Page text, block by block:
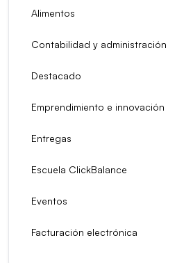
Alimentos
Contabilidad y administración
Destacado
Emprendimiento e innovación
Entregas
Escuela ClickBalance
Eventos
Facturación electrónica